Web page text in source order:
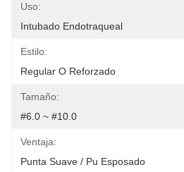
Uso:
Intubado Endotraqueal
Estilo:
Regular O Reforzado
Tamaño:
#6.0 ~ #10.0
Ventaja:
Punta Suave / Pu Esposado